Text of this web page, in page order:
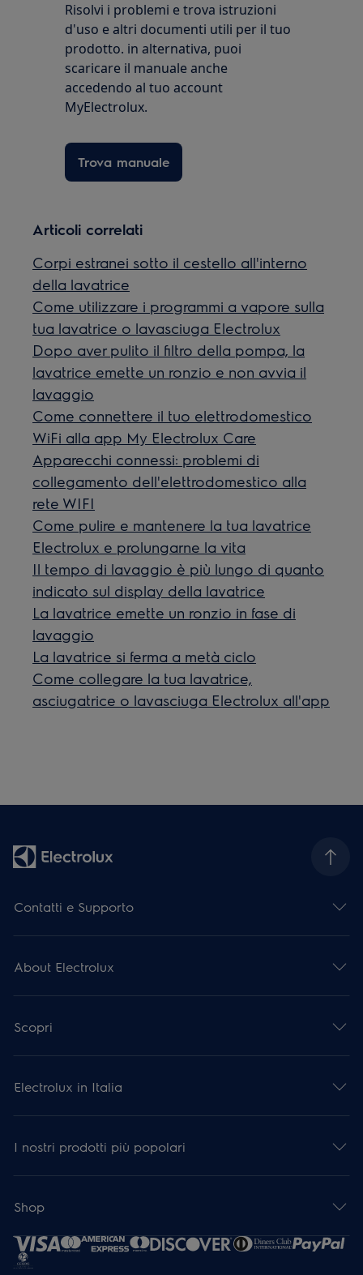
Risolvi i problemi e trova istruzioni
d'uso e altri documenti utili per il tuo
prodotto. in alternativa, puoi
scaricare il manuale anche
accedendo al tuo account
MyElectrolux.
Trova manuale
Articoli correlati
Corpi estranei sotto il cestello all'interno
della lavatrice
Come utilizzare i programmi a vapore sulla
tua lavatrice o lavasciuga Electrolux
Dopo aver pulito il filtro della pompa, la
lavatrice emette un ronzio e non avvia il
lavaggio
Come connettere il tuo elettrodomestico
WiFi alla app My Electrolux Care
Apparecchi connessi: problemi di
collegamento dell'elettrodomestico alla
rete WIFI
Come pulire e mantenere la tua lavatrice
Electrolux e prolungarne la vita
Il tempo di lavaggio è più lungo di quanto
indicato sul display della lavatrice
La lavatrice emette un ronzio in fase di
lavaggio
La lavatrice si ferma a metà ciclo
Come collegare la tua lavatrice,
asciugatrice o lavasciuga Electrolux all'app
Contatti e Supporto
About Electrolux
Scopri
Electrolux in Italia
I nostri prodotti più popolari
Shop